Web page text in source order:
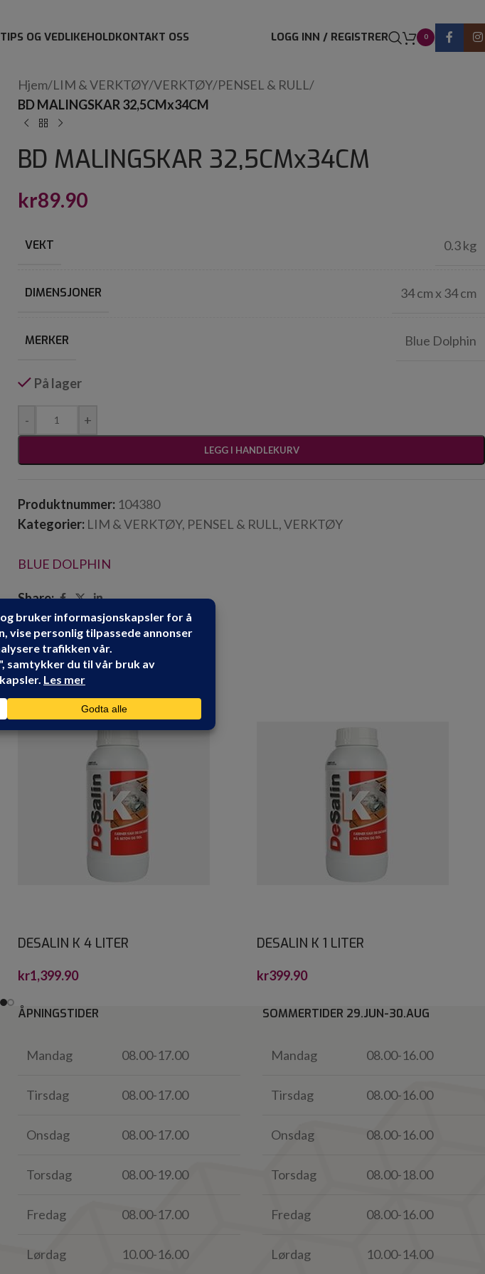
TIPS OG VEDLIKEHOLDKONTAKT OSS LOGG INN / REGISTRER 0
Hjem/LIM & VERKTØY/VERKTØY/PENSEL & RULL/
BD MALINGSKAR 32,5CMx34CM
BD MALINGSKAR 32,5CMx34CM
kr89.90
VEKT 0.3 kg
DIMENSJONER 34 cm x 34 cm
MERKER Blue Dolphin
På lager
- +
LEGG I HANDLEKURV
Produktnummer: 104380
Kategorier: LIM & VERKTØY, PENSEL & RULL,VERKTØY
BLUE DOLPHIN
Share:
DESALIN K 4 LITER
kr1,399.90
DESALIN K 1 LITER
kr399.90
ÅPNINGSTIDER
Mandag 08.00-17.00
Tirsdag 08.00-17.00
Onsdag 08.00-17.00
Torsdag 08.00-19.00
Fredag 08.00-17.00
Lørdag 10.00-16.00
SOMMERTIDER 29.JUN-30.AUG
Mandag 08.00-16.00
Tirsdag 08.00-16.00
Onsdag 08.00-16.00
Torsdag 08.00-18.00
Fredag 08.00-16.00
Lørdag 10.00-14.00